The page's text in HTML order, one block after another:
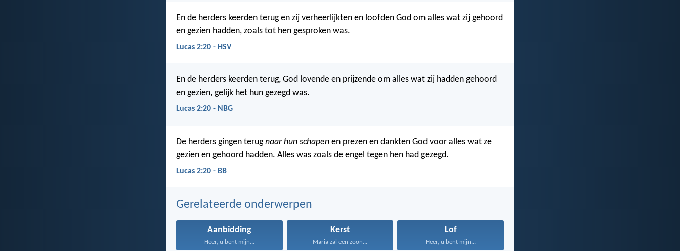
En de herders keerden terug en zij verheerlijkten en loofden God om alles wat zij gehoord
en gezien hadden, zoals tot hen gesproken was.
Lucas 2:20 - HSV
En de herders keerden terug, God lovende en prijzende om alles wat zij hadden gehoord
en gezien, gelijk het hun gezegd was.
Lucas 2:20 - NBG
De herders gingen terugnaar hun schapen en prezen en dankten God voor alles wat ze
gezien en gehoord hadden. Alles was zoals de engel tegen hen had gezegd.
Lucas 2:20 - BB
Gerelateerde onderwerpen
Aanbidding
Heer, u bent mijn...
Kerst
Maria zal een zoon...
Lof
Heer, u bent mijn...